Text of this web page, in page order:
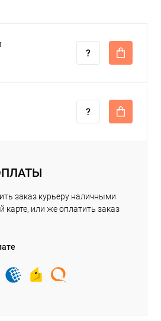
заказ курьеру наличными
карте, или же оплатить заказ